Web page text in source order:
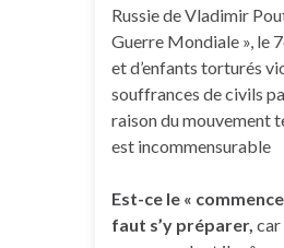
Russie de Vladimir
Guerre Mondiale », le
et d’enfants torturés
souffrances de civils
raison du mouvement
est incommensurable
Est-ce le «
faut s’y préparer, car